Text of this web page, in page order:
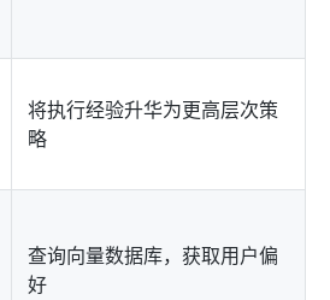
将执行经验升华为更高层次策
略
查询向量数据库，获取用户偏
好